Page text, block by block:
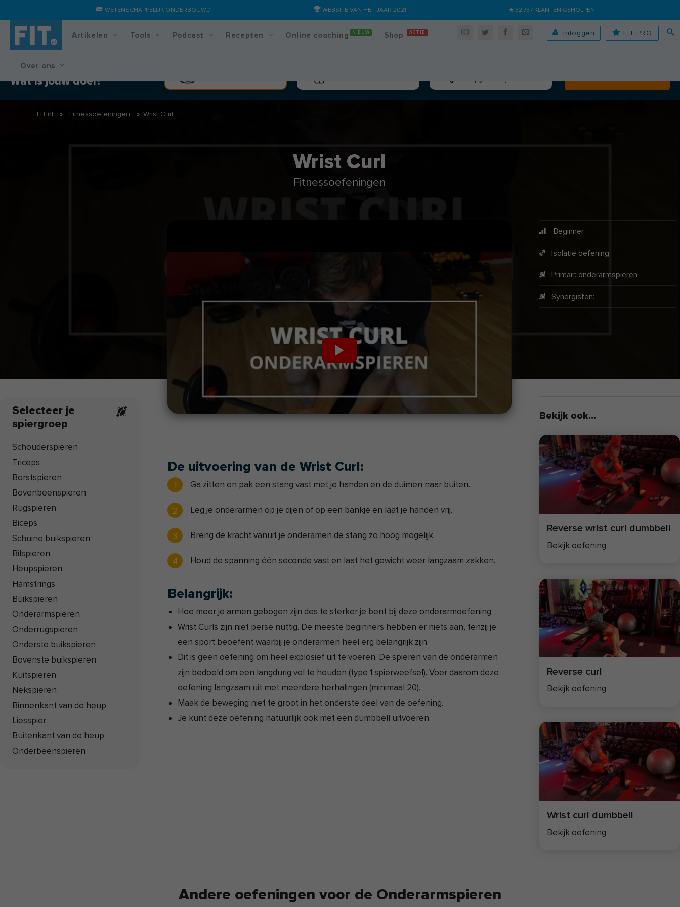
WETENSCHAPPELIJK ONDERBOUWD WEBSITE VAN HET JAAR 2021 ★ 32.737 KLANTEN GEHOLPEN
Artikelen Tools Podcast Recepten Online coaching NIEUW Shop ACTIE
Over ons
Inloggen FIT PRO
Training & voedingsplan
Wat is jouw doel?
FIT.nl » Fitnessoefeningen » Wrist Curl
Selecteer je
spiergroep
Schouderspieren
Triceps
Borstspieren
Bovenbeenspieren
Rugspieren
Biceps
Schuine buikspieren
Bilspieren
Heupspieren
Hamstrings
Buikspieren
Onderarmspieren
Onderrugspieren
Onderste buikspieren
Bovenste buikspieren
Kuitspieren
Nekspieren
Binnenkant van de heup
Liesspier
Buitenkant van de heup
Onderbeenspieren
Wrist Curl
Fitnessoefeningen
Beginner
Isolatie oefening
Primair: onderarmspieren
Synergisten:
De uitvoering van de Wrist Curl:
Ga zitten en pak een stang vast met je handen en de duimen naar buiten.
Leg je onderarmen op je dijen of op een bankje en laat je handen vrij.
Breng de kracht vanuit je onderamen de stang zo hoog mogelijk.
Houd de spanning één seconde vast en laat het gewicht weer langzaam zakken.
Belangrijk:
Hoe meer je armen gebogen zijn des te sterker je bent bij deze onderarmoefening.
Wrist Curls zijn niet perse nuttig. De meeste beginners hebben er niets aan, tenzij je
een sport beoefent waarbij je onderarmen heel erg belangrijk zijn.
Dit is geen oefening om heel explosief uit te voeren. De spieren van de onderarmen
zijn bedoeld om een langdurig vol te houden (type 1 spierweefsel). Voer daarom deze
oefening langzaam uit met meerdere herhalingen (minimaal 20).
Maak de beweging niet te groot in het onderste deel van de oefening.
Je kunt deze oefening natuurlijk ook met een dumbbell uitvoeren.
Bekijk ook...
Reverse wrist curl dumbbell
Bekijk oefening
Reverse curl
Bekijk oefening
Wrist curl dumbbell
Bekijk oefening
Andere oefeningen voor de Onderarmspieren